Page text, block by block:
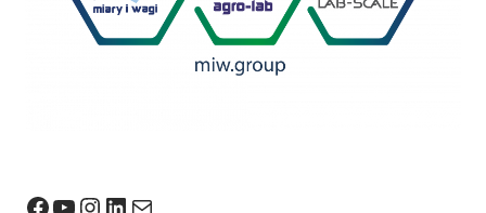
Facebook
YouTube
Instagram
LinkedIn
Mail